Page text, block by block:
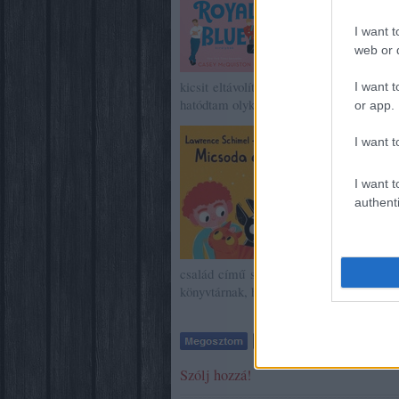
I want
web or
I want
or app.
I want
I want
elismerem, hogy
esetleg felvilágosító
kicsit eltávolított a szövegtől. De
hatódtam olykor, úgyhogy ajánlom.
cuki, színes
Rövid
vannak! :-)
család című sorozat megtekintését,
könyvtárnak, hogy beszerezte.
Szólj hozzá!